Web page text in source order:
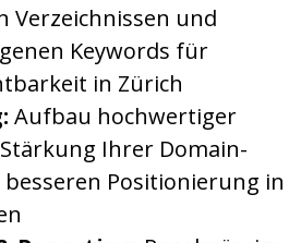
Verzeichnissen und
Keywords für
in Zürich
Aufbau hochwertiger
Ihrer Domain-
Positionierung in